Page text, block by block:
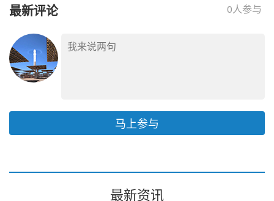
最新评论 0人参与
马上参与
最新资讯